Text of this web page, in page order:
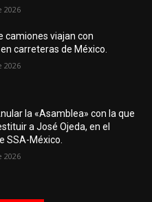
2026
camiones viajan con
carreteras de México.
2026
la «Asamblea» con la que
a José Ojeda, en el
SSA-México.
2026